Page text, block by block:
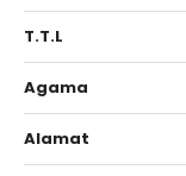
T.T.L
Agama
Alamat